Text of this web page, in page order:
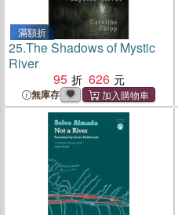
滿額折
25.The Shadows of Mystic
River
95
626
無庫存